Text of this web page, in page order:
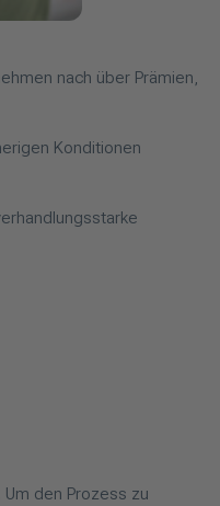
nach über Prämien,
Konditionen
den Prozess zu